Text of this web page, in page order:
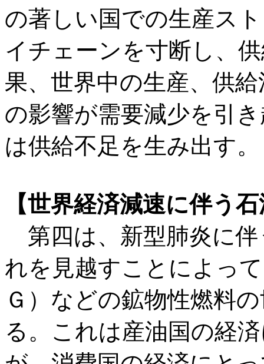
の著しい国での生産ス
イチェーンを寸断し、
果、世界中の生産、供
の影響が需要減少を引
は供給不足を生み出す。
【世界経済減速に伴う
第四は、新型肺炎に伴
れを見越すことによっ
Ｇ）などの鉱物性燃料
る。これは産油国の経